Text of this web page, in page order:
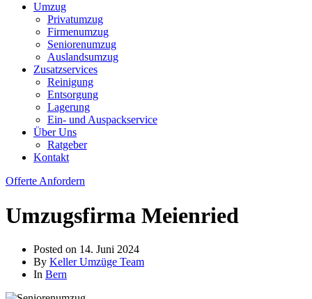
Umzug
Privatumzug
Firmenumzug
Seniorenumzug
Auslandsumzug
Zusatzservices
Reinigung
Entsorgung
Lagerung
Ein- und Auspackservice
Über Uns
Ratgeber
Kontakt
Offerte Anfordern
Umzugsfirma Meienried
Posted on 14. Juni 2024
By Keller Umzüge Team
In Bern